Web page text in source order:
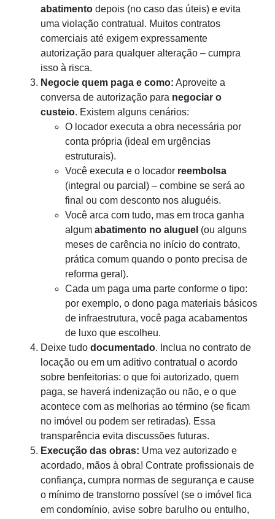
abatimento depois (no caso das úteis) e evita
uma violação contratual. Muitos contratos
comerciais até exigem expressamente
autorização para qualquer alteração – cumpra
isso à risca.
Negocie quem paga e como: Aproveite a
conversa de autorização para negociar o
custeio. Existem alguns cenários:
O locador executa a obra necessária por
conta própria (ideal em urgências
estruturais).
Você executa e o locador reembolsa
(integral ou parcial) – combine se será ao
final ou com desconto nos aluguéis.
Você arca com tudo, mas em troca ganha
algum abatimento no aluguel (ou alguns
meses de carência no início do contrato,
prática comum quando o ponto precisa de
reforma geral).
Cada um paga uma parte conforme o tipo:
por exemplo, o dono paga materiais básicos
de infraestrutura, você paga acabamentos
de luxo que escolheu.
Deixe tudo documentado. Inclua no contrato de
locação ou em um aditivo contratual o acordo
sobre benfeitorias: o que foi autorizado, quem
paga, se haverá indenização ou não, e o que
acontece com as melhorias ao término (se ficam
no imóvel ou podem ser retiradas). Essa
transparência evita discussões futuras.
Execução das obras: Uma vez autorizado e
acordado, mãos à obra! Contrate profissionais de
confiança, cumpra normas de segurança e cause
o mínimo de transtorno possível (se o imóvel fica
em condomínio, avise sobre barulho ou entulho,